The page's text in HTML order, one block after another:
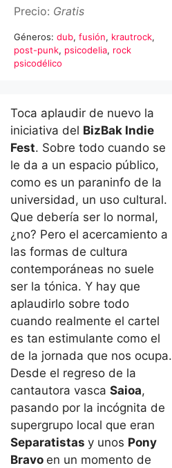
Precio: Gratis
Géneros: dub, fusión, krautrock,
post-punk, psicodelia, rock
psicodélico
Toca aplaudir de nuevo la
iniciativa del BizBak Indie
Fest. Sobre todo cuando se
le da a un espacio público,
como es un paraninfo de la
universidad, un uso cultural.
Que debería ser lo normal,
¿no? Pero el acercamiento a
las formas de cultura
contemporáneas no suele
ser la tónica. Y hay que
aplaudirlo sobre todo
cuando realmente el cartel
es tan estimulante como el
de la jornada que nos ocupa.
Desde el regreso de la
cantautora vasca Saioa,
pasando por la incógnita de
supergrupo local que eran
Separatistas y unos Pony
Bravo en un momento de